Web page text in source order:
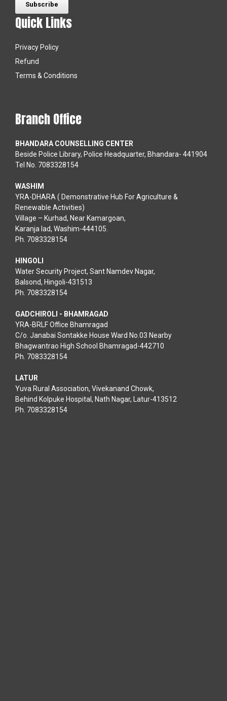
Quick Links
Privacy Policy
Refund
Terms & Conditions
Branch Office
BHANDARA COUNSELLING CENTER
Beside Police Library, Police Headquarter, Bhandara- 441904
Tel No. 7083328154
WASHIM
YRA-DHARA ( Demonstrative Hub For Agriculture &
Renewable Activities)
Village – Kurhad, Near Kamargoan,
Karanja lad, Washim-444105.
Ph. 7083328154
HINGOLI
Water Security Project, Sant Namdev Nagar,
Balsond, Hingoli-431513
Ph. 7083328154
GADCHIROLI - BHAMRAGAD
YRA-BRLF Office Bhamragad
C/o. Janabai Sontakke House Ward No.03 Nearby
Bhagwantrao High School Bhamragad-442710
Ph. 7083328154
LATUR
Yuva Rural Association, Vivekanand Chowk,
Behind Kolpuke Hospital, Nath Nagar, Latur-413512
Ph. 7083328154